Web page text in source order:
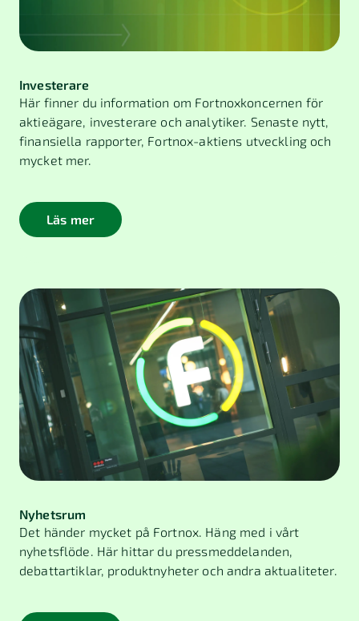
Investerare
Här finner du information om Fortnoxkoncernen för
aktieägare, investerare och analytiker. Senaste nytt,
finansiella rapporter, Fortnox-aktiens utveckling och
mycket mer.
Läs mer
Nyhetsrum
Det händer mycket på Fortnox. Häng med i vårt
nyhetsflöde. Här hittar du pressmeddelanden,
debattartiklar, produktnyheter och andra aktualiteter.